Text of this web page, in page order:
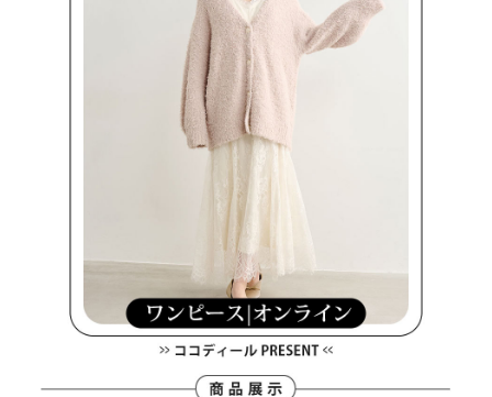
４．使用「AFTEE先享後付」時，將依據個別帳號之用戶狀況，依本公司即
時審查核予不同之上限額度；若仍有額度不足之情形，本公司將視審查結果
５．嚴禁一人註冊多個帳號或使用他人資訊註冊。若發現惡意使用之情形，
恩沛科技股份有限公司將有權停止該用戶之使用額度並採取法律行動。